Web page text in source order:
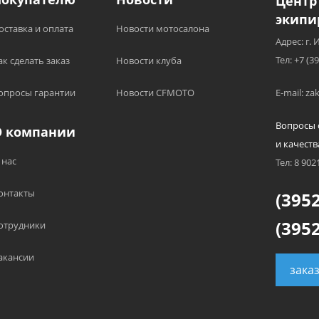
и оплата
сделать заказ
гарантии
Новости мотосалона
Новости клуба
Новости CFMOTO
компании
Адрес: г.
Тел: +7
E-mail:
Вопросы
и
Тел: 8